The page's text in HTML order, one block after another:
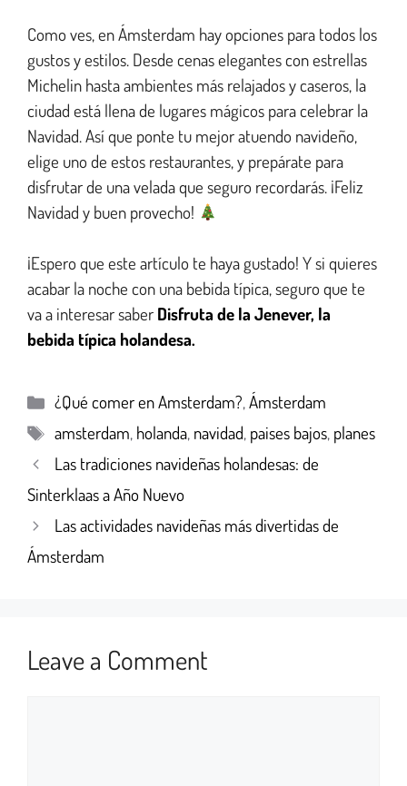
Como ves, en Ámsterdam hay opciones para todos los
gustos y estilos. Desde cenas elegantes con estrellas
Michelin hasta ambientes más relajados y caseros, la
ciudad está llena de lugares mágicos para celebrar la
Navidad. Así que ponte tu mejor atuendo navideño,
elige uno de estos restaurantes, y prepárate para
disfrutar de una velada que seguro recordarás. ¡Feliz
Navidad y buen provecho!
¡Espero que este artículo te haya gustado! Y si quieres
acabar la noche con una bebida típica, seguro que te
va a interesar saber Disfruta de la Jenever, la
bebida típica holandesa.
¿Qué comer en Amsterdam?,Ámsterdam
amsterdam, holanda, navidad, paises bajos, planes
Las tradiciones navideñas holandesas: de
Sinterklaas a Año Nuevo
Las actividades navideñas más divertidas de
Ámsterdam
Leave a Comment